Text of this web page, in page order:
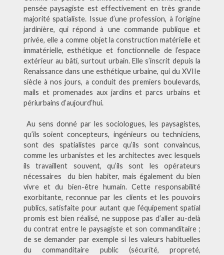
pensée paysagiste est effectivement en très grande
majorité spatialiste. Issue d’une profession, à l’origine
jardinière, qui répond à une commande publique et
privée, elle a comme objet la construction matérielle et
immatérielle, esthétique et fonctionnelle de l’espace
extérieur au bâti, surtout urbain. Elle s’inscrit depuis la
Renaissance dans une esthétique urbaine, qui du XVIIe
siècle à nos jours, a conduit des premiers boulevards,
mails et promenades aux jardins et parcs urbains et
périurbains d’aujourd’hui.
Au sens donné par les sociologues, les paysagistes,
qu’ils soient concepteurs, ingénieurs ou techniciens,
sont des spatialistes parce qu’ils sont convaincus,
comme les urbanistes et les architectes avec lesquels
ils travaillent souvent, qu’ils sont les opérateurs
nécessaires du bien habiter, mais également du bien
vivre et du bien-être humain. Cette responsabilité
exorbitante, reconnue par les clients et les pouvoirs
publics, satisfaite pour autant que l’équipement spatial
promis est bien réalisé, ne suppose pas d’aller au-delà
du contrat entre le paysagiste et son commanditaire ;
de se demander par exemple si les valeurs habituelles
du commanditaire public (sécurité, propreté,